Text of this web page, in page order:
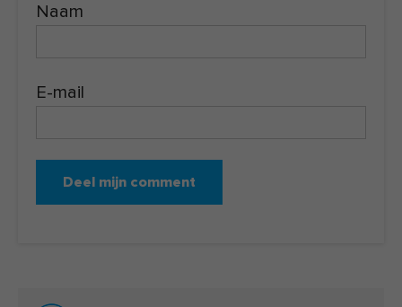
Naam
E-mail